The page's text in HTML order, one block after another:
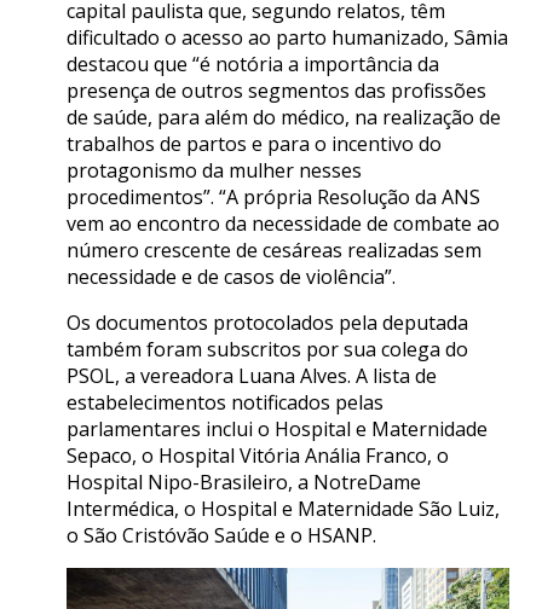
capital paulista que, segundo relatos, têm
dificultado o acesso ao parto humanizado, Sâmia
destacou que “é notória a importância da
presença de outros segmentos das profissões
de saúde, para além do médico, na realização de
trabalhos de partos e para o incentivo do
protagonismo da mulher nesses
procedimentos”. “A própria Resolução da ANS
vem ao encontro da necessidade de combate ao
número crescente de cesáreas realizadas sem
necessidade e de casos de violência”.
Os documentos protocolados pela deputada
também foram subscritos por sua colega do
PSOL, a vereadora Luana Alves. A lista de
estabelecimentos notificados pelas
parlamentares inclui o Hospital e Maternidade
Sepaco, o Hospital Vitória Anália Franco, o
Hospital Nipo-Brasileiro, a NotreDame
Intermédica, o Hospital e Maternidade São Luiz,
o São Cristóvão Saúde e o HSANP.